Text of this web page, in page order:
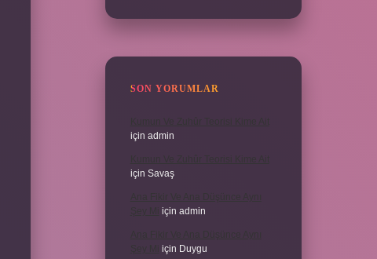
SON YORUMLAR
için admin
için Savaş
için admin
için Duygu